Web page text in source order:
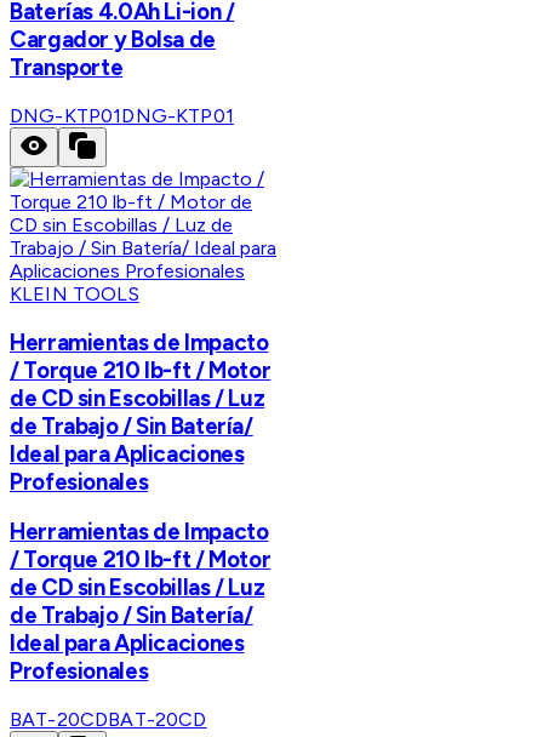
Baterías 4.0Ah Li-ion /
Cargador y Bolsa de
Transporte
DNG-KTP01DNG-KTP01
KLEIN TOOLS
Herramientas de Impacto
/ Torque 210 lb-ft / Motor
de CD sin Escobillas / Luz
de Trabajo / Sin Batería/
Ideal para Aplicaciones
Profesionales
Herramientas de Impacto
/ Torque 210 lb-ft / Motor
de CD sin Escobillas / Luz
de Trabajo / Sin Batería/
Ideal para Aplicaciones
Profesionales
BAT-20CDBAT-20CD